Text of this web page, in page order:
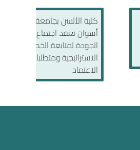
كلية الألسن بجامعة
أسوان تعقد اجتماع لجنة
الجودة لمتابعة الخطة
الاستراتيجية ومتطلبات
الاعتماد